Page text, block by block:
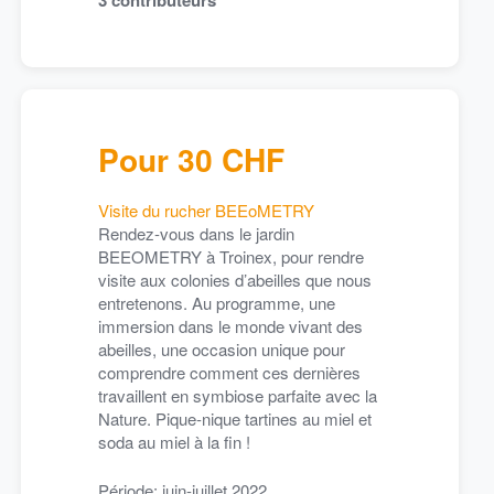
Pour 30 CHF
Visite du rucher BEEoMETRY
Rendez-vous dans le jardin
BEEOMETRY à Troinex, pour rendre
visite aux colonies d’abeilles que nous
entretenons. Au programme, une
immersion dans le monde vivant des
abeilles, une occasion unique pour
comprendre comment ces dernières
travaillent en symbiose parfaite avec la
Nature. Pique-nique tartines au miel et
soda au miel à la fin !
Marwah
10 – LA PRESSION MONTE !